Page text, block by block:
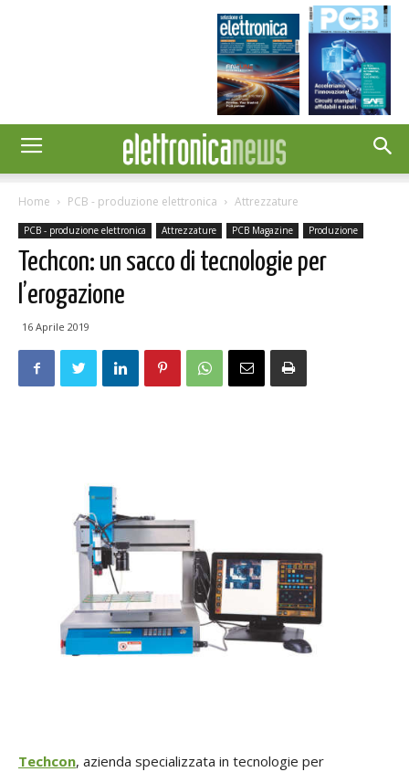
Home PCB - produzione elettronica Attrezzature
PCB - produzione elettronica Attrezzature PCB Magazine Produzione
Techcon: un sacco di tecnologie per
l’erogazione
16 Aprile 2019
Techcon, azienda specializzata in tecnologie per